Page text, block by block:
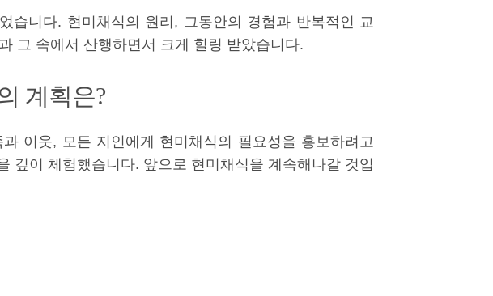
습니다. 현미채식의 원리, 그동안의 경험과 반복적인 교
그 속에서 산행하면서 크게 힐링 받았습니다.
계획은?
이웃, 모든 지인에게 현미채식의 필요성을 홍보하려고
깊이 체험했습니다. 앞으로 현미채식을 계속해나갈 것입